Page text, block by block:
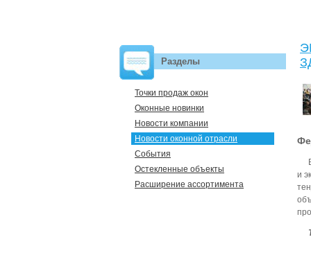
и
Разделы
Точки продаж окон
Оконные новинки
Новости компании
Новости оконной отрасли
События
Остекленные объекты
Расширение ассортимента